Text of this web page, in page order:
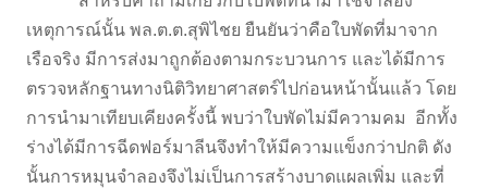
เหตุการณ์นั้น พล.ต.ต.สุพิไชย ยืนยันว่าคือใบพัดที่มาจาก
เรือจริง มีการส่งมาถูกต้องตามกระบวนการ และได้มีการ
ตรวจหลักฐานทางนิติวิทยาศาสตร์ไปก่อนหน้านั้นแล้ว โดย
การนำมาเทียบเคียงครั้งนี้ พบว่าใบพัดไม่มีความคม อีกทั้ง
ร่างได้มีการฉีดฟอร์มาลีนจึงทำให้มีความแข็งกว่าปกติ ดัง
นั้นการหมุนจำลองจึงไม่เป็นการสร้างบาดแผลเพิ่ม และที่